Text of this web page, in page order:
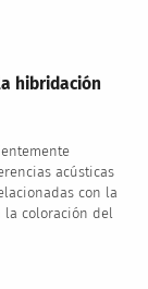
hibridación
acústicas
con la
coloración del